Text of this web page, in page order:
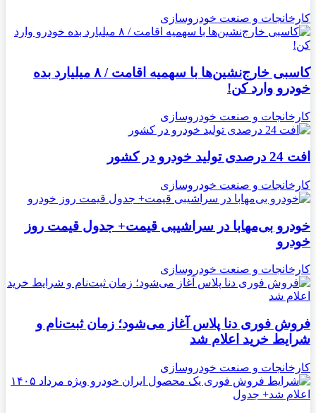
کارخانجات و صنعت خودروسازی
کاسبی خارج‌نشین‌ها با سهمیه اقامت / ۸ میلیارد بده
خودرو وارد کن!
کارخانجات و صنعت خودروسازی
افت 24 درصدی تولید خودرو در کشور
کارخانجات و صنعت خودروسازی
خودرو بی‌مهابا در سراشیبی قیمت+ جدول قیمت روز
خودرو
کارخانجات و صنعت خودروسازی
فروش فوری دنا پلاس آغاز می‌شود؛ زمان ثبت‌نام و
شرایط خرید اعلام شد
کارخانجات و صنعت خودروسازی